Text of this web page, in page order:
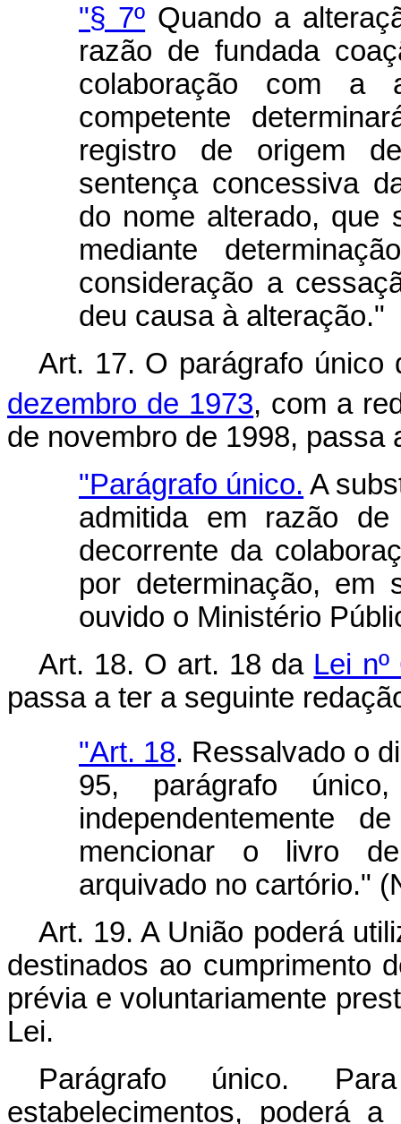
"§ 7º Quando a
razão de fundada
colaboração com a
competente
registro de origem
sentença concessiva
do nome alterado, que
mediante
consideração a
deu causa à alteração."
Art. 17. O parágrafo
dezembro de 1973, com a
de novembro de 1998, passa
"Parágrafo único. A
admitida em razão
decorrente da
por determinação, em
ouvido o Ministério
Art. 18. O art. 18 da Lei
passa a ter a seguinte
"Art. 18. Ressalvado o
95, parágrafo
independentemente
mencionar o livro
arquivado no cartório."
Art. 19. A União poderá
destinados ao cumprimento
prévia e voluntariamente
Lei.
Parágrafo único.
estabelecimentos, poderá